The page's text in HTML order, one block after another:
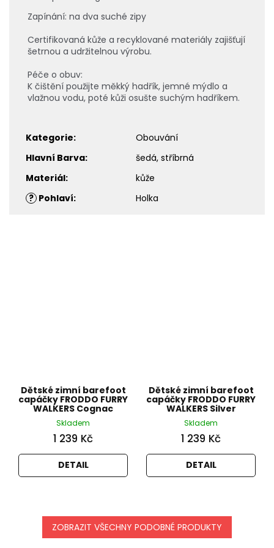
Zapínání: na dva suché zipy
Certifikovaná kůže a recyklované materiály zajišťují
šetrnou a udržitelnou výrobu.
Péče o obuv:
K čištění použijte měkký hadřík, jemné mýdlo a
vlažnou vodu, poté kůži osušte suchým hadříkem.
Kategorie:
Obouvání
Hlavní Barva:
šedá, stříbrná
Materiál:
kůže
? Pohlaví: Holka
Dětské zimní barefoot
capáčky FRODDO FURRY
WALKERS Cognac
Skladem
1 239 Kč
DETAIL
Dětské zimní barefoot
capáčky FRODDO FURRY
WALKERS Silver
Skladem
1 239 Kč
DETAIL
ZOBRAZIT VŠECHNY PODOBNÉ PRODUKTY